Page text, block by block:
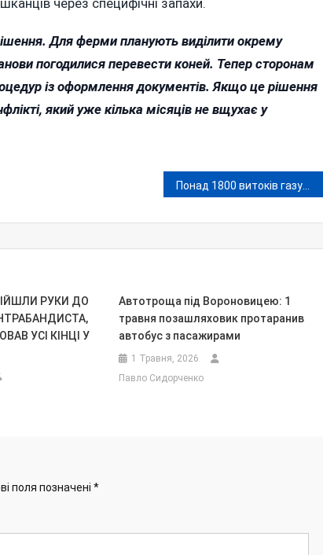
Для ферми планують виділити окрему
погодилися перевести коней. Тепер сторонам
із оформлення документів. Якщо це рішення
який уже кілька місяців не вщухає у
РУКИ ДО
УСІ КІНЦІ У
Автотроща під Вороновицею: 1
травня позашляховик протаранив
автобус з пасажирами
1 Травня, 2026
Павло Сидорченко
поля позначені *